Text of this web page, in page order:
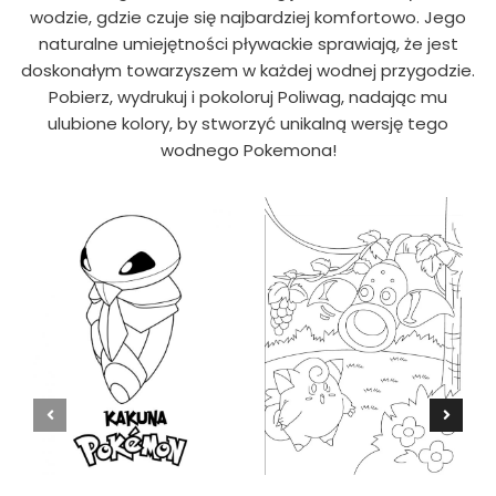
wodzie, gdzie czuje się najbardziej komfortowo. Jego
naturalne umiejętności pływackie sprawiają, że jest
doskonałym towarzyszem w każdej wodnej przygodzie.
Pobierz, wydrukuj i pokoloruj Poliwag, nadając mu
ulubione kolory, by stworzyć unikalną wersję tego
wodnego Pokemona!